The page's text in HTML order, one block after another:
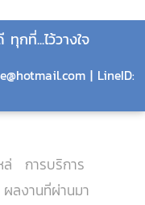
กที่...ไว้วางใจ
| LineID:
ล่
การบริการ
ผลงานที่ผ่านมา